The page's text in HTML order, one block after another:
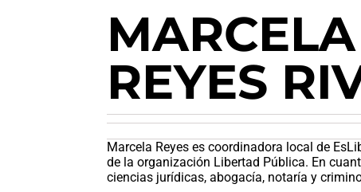
REYES
Marcela Reyes es coordinadora local de
de la organización Libertad Pública. En
ciencias jurídicas, abogacía, notaría y